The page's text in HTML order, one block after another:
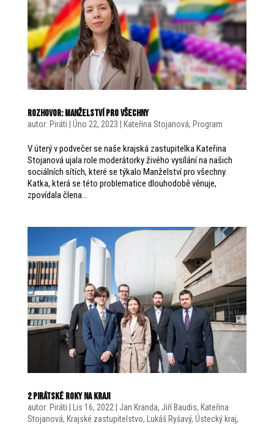
ROZHOVOR: MANŽELSTVÍ PRO VŠECHNY
autor: Piráti Úno 22, 2023 Kateřina Stojanová, Program
V úterý v podvečer se naše krajská zastupitelka Kateřina
Stojanová ujala role moderátorky živého vysílání na našich
sociálních sítích, které se týkalo Manželství pro všechny.
Katka, která se této problematice dlouhodobě věnuje,
zpovídala člena...
2 pirátské roky na kraji
autor: Piráti Lis 16, 2022 Jan Kranda, Jiří Baudis, Kateřina
Stojanová, Krajské zastupitelstvo, Lukáš Ryšavý, Ústecký kraj,